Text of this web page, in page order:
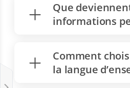
Que
informations
Comment
la langue